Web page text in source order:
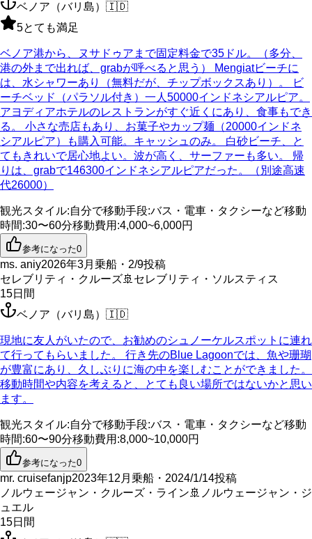
ベノア（バリ島） 🇮🇩
5とても満足
ベノア港から、ヌサドゥアまで固定料金で35ドル。（多分、
港の外まで出れば、grabが呼べると思う） Mengiatビーチに
は、水シャワーあり（無料だが、チップボックスあり）。 ビ
ーチベッド（パラソル付き）一人50000インドネシアルピア。
アヨディアホテルのレストランがすぐ近くにあり、食事もでき
る。 小さな売店もあり、お菓子やカップ麺（20000インドネ
シアルピア）も購入可能。キャッシュのみ。 白砂ビーチ、と
てもきれいで居心地よい。波が高く、サーファーも多い。 帰
りは、grabで146300インドネシアルピアだった。（別途高速
代26000）
観光スタイル:自分で移動手段:バス・電車・タクシーなど移動
時間:30〜60分移動費用 :4,000~6,000円
参考になった0
ms. aniy2026年3月乗船・2/9投稿
セレブリティ・クルーズ🚢セレブリティ・ソルスティス
15日間
ベノア（バリ島） 🇮🇩
現地に友人がいたので、お勧めのシュノーケルスポットに連れ
て行ってもらいました。 行き先のBlue Lagoonでは、魚や珊瑚
が豊富にあり、久しぶりに海の中を楽しむことができました。
移動時間や内容を考えると、とても良い場所ではないかと思い
ます。
観光スタイル:自分で移動手段:バス・電車・タクシーなど移動
時間:60〜90分移動費用 :8,000~10,000円
参考になった0
mr. cruisefanjp2023年12月乗船・2024/1/14投稿
ノルウェージャン・クルーズ・ライン🚢 ノルウェージャン・ジ
ュエル
15日間